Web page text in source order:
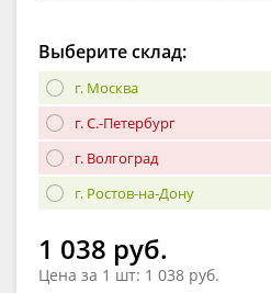
Выберите склад:
г. Москва
г. С.-Петербург
г. Волгоград
г. Ростов-на-Дону
1 038 руб.
Цена за 1 шт: 1 038 руб.